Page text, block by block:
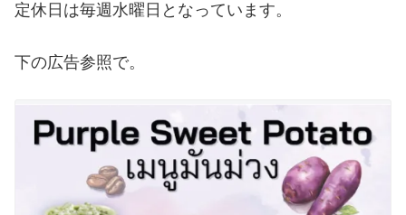
定休日は毎週水曜日となっています。
下の広告参照で。